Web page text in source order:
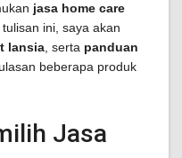
jasa home care
tulisan ini, saya akan
lansia , serta panduan
beberapa produk
Jasa